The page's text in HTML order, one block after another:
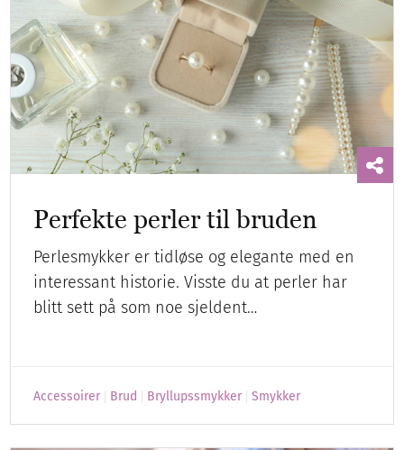
Perfekte perler til bruden
Perlesmykker er tidløse og elegante med en
interessant historie. Visste du at perler har
blitt sett på som noe sjeldent…
Accessoirer Brud Bryllupssmykker Smykker